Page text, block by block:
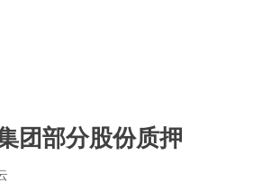
团部分股份质押